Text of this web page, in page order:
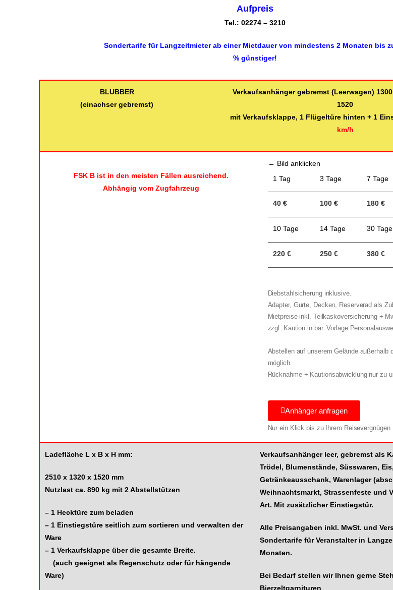
Aufpreis
Tel.: 02274 – 3210
Sondertarife für Langzeitmieter ab einer Mietdauer von mindestens 2 Monaten bis
% günstiger!
BLUBBER
(einachser gebremst)
Verkaufsanhänger gebremst (Leerwagen)
1520
mit Verkaufsklappe, 1 Flügeltüre hinten + 1
km/h
FSK B ist in den meisten Fällen ausreichend.
Abhängig vom Zugfahrzeug
← Bild anklicken
1 Tag
3 Tage 7 Tage
40 € 100 € 180 €
10 Tage 14 Tage 30 Tage
220 € 250 € 380 €
Diebstahlsicherung inklusive.
Adapter, Gurte, Decken, Reserverad als
Mietpreise inkl. Teilkaskoversicherung +
zzgl. Kaution in bar. Vorlage
Abstellen auf unserem Gelände außerhalb
möglich.
Rücknahme + Kautionsabwicklung nur zu
Anhänger anfragen
Nur ein Klick bis zu Ihrem Reisevergnügen
Ladefläche L x B x H mm:
2510 x 1320 x 1520 mm
Nutzlast ca. 890 kg mit 2 Abstellstützen
– 1 Hecktüre zum beladen
– 1 Einstiegstüre seitlich zum sortieren und verwalten der
Ware
– 1 Verkaufsklappe über die gesamte Breite.
(auch geeignet als Regenschutz oder für hängende
Ware)
Verkaufsanhänger leer, gebremst als
Trödel, Blumenstände, Süsswaren,
Getränkeausschank, Warenlager
Weihnachtsmarkt, Strassenfeste und
Art. Mit zusätzlicher Einstiegstür.
Alle Preisangaben inkl. MwSt. und
Sondertarife für Veranstalter in
Monaten.
Bei Bedarf stellen wir Ihnen gerne
Bierzeltgarnituren